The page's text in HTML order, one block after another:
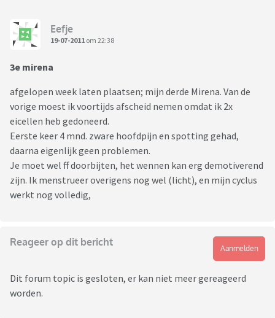
Eefje
19-07-2011 om 22:38
3e mirena
afgelopen week laten plaatsen; mijn derde Mirena. Van de
vorige moest ik voortijds afscheid nemen omdat ik 2x
eicellen heb gedoneerd.
Eerste keer 4 mnd. zware hoofdpijn en spotting gehad,
daarna eigenlijk geen problemen.
Je moet wel ff doorbijten, het wennen kan erg demotiverend
zijn. Ik menstrueer overigens nog wel (licht), en mijn cyclus
werkt nog volledig,
Reageer op dit bericht
Aanmelden
Dit forum topic is gesloten, er kan niet meer gereageerd
worden.